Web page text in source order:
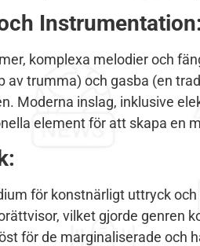
Instrumentation:
komplexa melodier och
av trumma) och gasba (en
Moderna inslag, inklusive
element för att skapa en
för konstnärligt uttryck
vilket gjorde genren
för de marginaliserade och